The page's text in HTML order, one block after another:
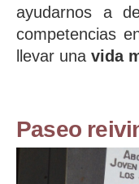
ayudarnos a
competencias
llevar una vida
Paseo